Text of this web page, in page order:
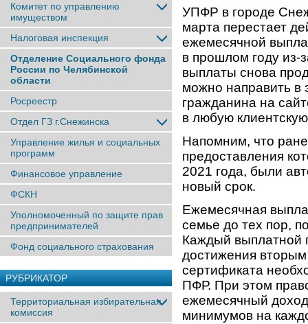
Комитет по управлению
имуществом
Налоговая инспекция
Отделение Социального фонда
России по Челябинской
области
Росреестр
Отдел ГЗ г.Снежинска
Управление жилья и социальных
программ
Финансовое управление
ФСКН
Уполномоченный по защите прав
предпринимателей
Фонд социального страхования
РУБРИКАТОР
Территориальная избирательная
комиссия
УПФР в городе
марта перестает
ежемесячной
в прошлом году из-
выплаты снова
можно направить в
гражданина на
в любую
Напомним, что
предоставления
2021 года, были
новый срок.
Ежемесячная
семье до тех пор,
Каждый выплатной
достижения вторым
сертификата
ПФР. При этом
ежемесячный
минимумов на